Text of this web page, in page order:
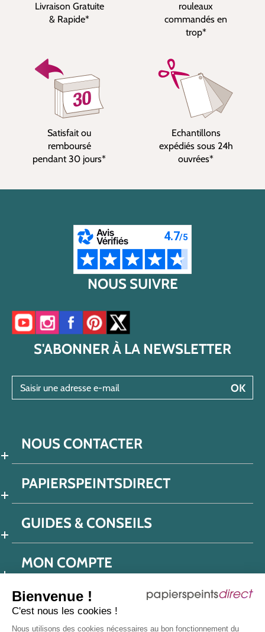
Bienvenue !
C'est nous les cookies !
Nous utilisons des cookies nécessaires au bon fonctionnement du
Livraison Gratuite
& Rapide*
rouleaux
commandés en
trop*
Satisfait ou
remboursé
pendant 30 jours*
Echantillons
expédiés sous 24h
ouvrées*
NOUS SUIVRE
Accéder à notre chaîne YouTube
Accéder à notre compte Instagram
Accéder à notre page Facebook
Accéder à notre compte Pinterest
Accéder à notre compte Twitter/X
S'ABONNER À LA NEWSLETTER
OK
NOUS CONTACTER
PAPIERSPEINTSDIRECT
GUIDES & CONSEILS
MON COMPTE